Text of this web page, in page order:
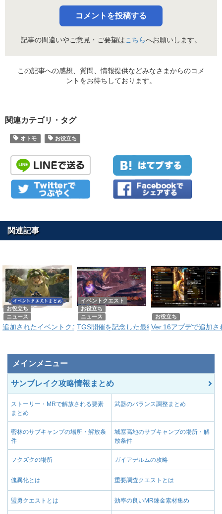
コメントを投稿する
記事の間違いやご意見・ご要望はこちらへお願いします。
この記事への感想、質問、情報提供などみなさまからのコメ
ントをお待ちしております。
関連カテゴリ・タグ
オトモ お役立ち
関連記事
お役立ち
ニュース
追加されたイベントクエストまとめ|イベクエの出し方も紹介
イベントクエスト
お役立ち
ニュース
TGS開催を記念した最終イベントクエスト『
お役立ち
Ver.16アプデで追加
メインメニュー
サンブレイク攻略情報まとめ
ストーリー・MRで解放される要素
まとめ
武器のバランス調整まとめ
密林のサブキャンプの場所・解放条
件
城塞高地のサブキャンプの場所・解
放条件
フクズクの場所 ガイアデルムの攻略
傀異化とは 重要調査クエストとは
盟勇クエストとは 効率の良いMR錬金素材集め